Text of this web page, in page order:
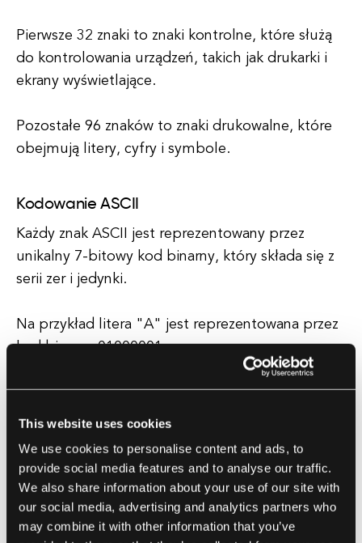
This website uses cookies
We use cookies to personalise content and ads, to
provide social media features and to analyse our traffic.
We also share information about your use of our site with
our social media, advertising and analytics partners who
may combine it with other information that you’ve
Pierwsze 32 znaki to znaki kontrolne, które służą
do kontrolowania urządzeń, takich jak drukarki i
ekrany wyświetlające.
Pozostałe 96 znaków to znaki drukowalne, które
obejmują litery, cyfry i symbole.
Kodowanie ASCII
Każdy znak ASCII jest reprezentowany przez
unikalny 7-bitowy kod binarny, który składa się z
serii zer i jedynki.
Na przykład litera "A" jest reprezentowana przez
kod binarny 01000001.
Taki kod binarny można przekształcić z powrotem
na odpowiadający mu znak za pomocą tabeli
ASCII rozszerzone
Podczas gdy oryginalny standard ASCII